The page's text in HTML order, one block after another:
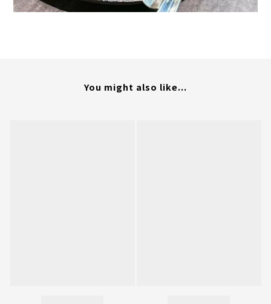
You might also like...